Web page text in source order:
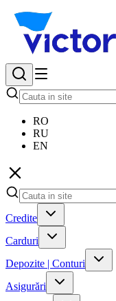
RO
RU
EN
Credite
Carduri
Depozite | Conturi
Asigurări